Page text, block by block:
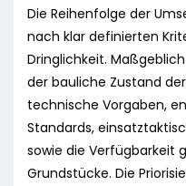
Die Reihenfolge der
nach klar definierten
Dringlichkeit.
der bauliche Zustand
technische Vorgaben,
Standards,
sowie die Verfügbarkeit
Grundstücke. Die